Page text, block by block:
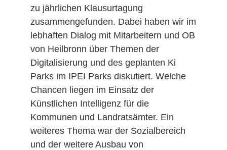
zu jährlichen Klausurtagung
zusammengefunden. Dabei haben wir im
lebhaften Dialog mit Mitarbeitern und OB
von Heilbronn über Themen der
Digitalisierung und des geplanten Ki
Parks im IPEI Parks diskutiert. Welche
Chancen liegen im Einsatz der
Künstlichen Intelligenz für die
Kommunen und Landratsämter. Ein
weiteres Thema war der Sozialbereich
und der weitere Ausbau von